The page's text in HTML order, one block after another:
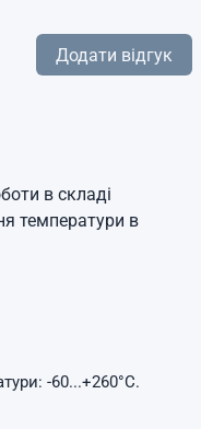
Додати відгук
в складі
температури в
-60...+260°C.